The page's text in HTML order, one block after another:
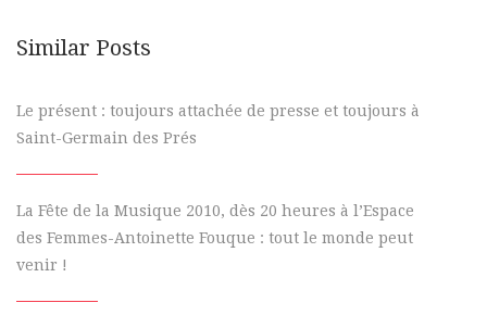
Similar Posts
Le présent : toujours attachée de presse et toujours à
Saint-Germain des Prés
La Fête de la Musique 2010, dès 20 heures à l’Espace
des Femmes-Antoinette Fouque : tout le monde peut
venir !